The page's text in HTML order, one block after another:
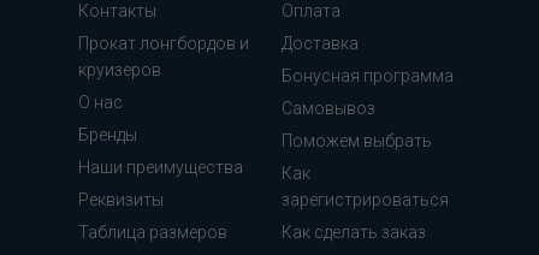
Контакты
Прокат лонгбордов и
круизеров
О нас
Бренды
Наши преимущества
Реквизиты
Таблица размеров
Оплата
Доставка
Бонусная программа
Самовывоз
Поможем выбрать
Как
зарегистрироваться
Как сделать заказ